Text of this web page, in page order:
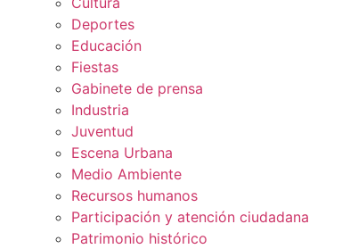
Deportes
Educación
Fiestas
Gabinete de prensa
Industria
Juventud
Escena Urbana
Medio Ambiente
Recursos humanos
Participación y atención ciudadana
Patrimonio histórico